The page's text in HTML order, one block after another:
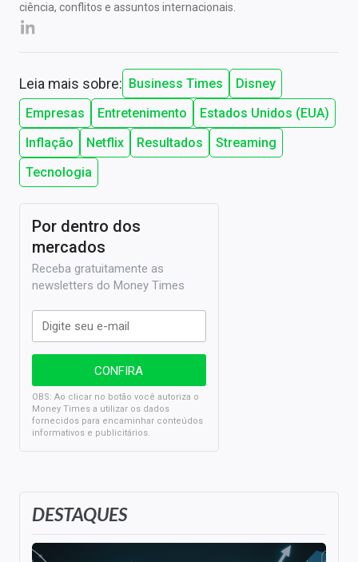
ciência, conflitos e assuntos internacionais.
Leia mais sobre: Business Times
Disney
Empresas
Entretenimento
Estados Unidos (EUA)
Inflação
Netflix Resultados
Streaming
Tecnologia
DESTAQUES
Por dentro dos
mercados
Receba gratuitamente as
newsletters do Money Times
OBS: Ao clicar no botão você autoriza o
Money Times a utilizar os dados
fornecidos para encaminhar conteúdos
informativos e publicitários.